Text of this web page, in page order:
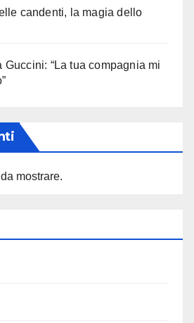
candenti, la magia dello
Guccini: “La tua compagnia mi
mostrare.